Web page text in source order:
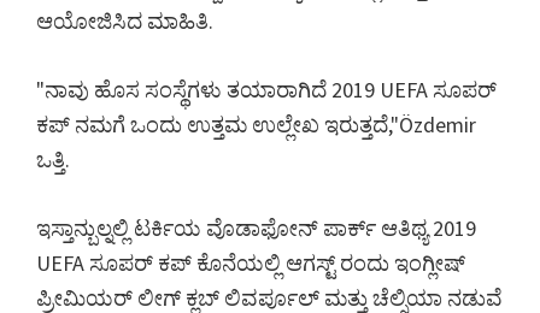
ಆಯೋಜಿಸಿದ ಮಾಹಿತಿ.
"ನಾವು ಹೊಸ ಸಂಸ್ಥೆಗಳು ತಯಾರಾಗಿದೆ 2019 UEFA ಸೂಪರ್
ಕಪ್ ನಮಗೆ ಒಂದು ಉತ್ತಮ ಉಲ್ಲೇಖ ಇರುತ್ತದೆ,"Özdemir
ಒತ್ತಿ.
ಇಸ್ತಾನ್ಬುಲ್ನಲ್ಲಿ ಟರ್ಕಿಯ ವೊಡಾಫೋನ್ ಪಾರ್ಕ್ ಆತಿಥ್ಯ 2019
UEFA ಸೂಪರ್ ಕಪ್ ಕೊನೆಯಲ್ಲಿ ಆಗಸ್ಟ್ ರಂದು ಇಂಗ್ಲೀಷ್
ಪ್ರೀಮಿಯರ್ ಲೀಗ್ ಕ್ಲಬ್ ಲಿವರ್ಪೂಲ್ ಮತ್ತು ಚೆಲ್ಸಿಯಾ ನಡುವೆ